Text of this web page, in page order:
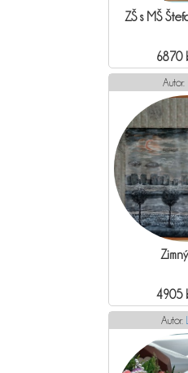
ZŠ s MŠ
6870
Autor:
4905
Autor: